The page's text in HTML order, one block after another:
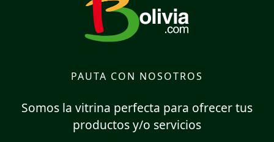
PAUTA CON NOSOTROS
Somos la vitrina perfecta para ofrecer tus
productos y/o servicios